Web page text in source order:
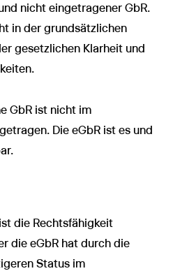
nicht eingetragener GbR.
in der grundsätzlichen
gesetzlichen Klarheit und
GbR ist nicht im
Die eGbR ist es und
die Rechtsfähigkeit
die eGbR hat durch die
Status im